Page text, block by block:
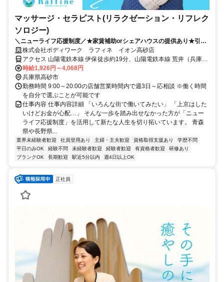
マッサージ・セラピスト(リラクゼーション・リフレク
ソロジー)
＼ニューライフ応援制度／★家賃補助orシェアハウスの提供あり★引越
費用負担 新しい地で新しい人生を♪
株式会社ボディワーク ラフィネ イオン高砂店
アクセス 山陽電鉄本線 伊保徒歩約19分、山陽電鉄本線 荒井（兵庫
県）徒歩約20分、ＪＲ山陽本線 宝殿南口徒歩約24分 最寄駅：伊丹駅
時給1,926円～4,068円
兵庫県高砂市
勤務時間 9:00～20:00の店舗営業時間内で週3日～応相談 ※働く時間
を自分で選ぶことが可能です
仕事内容 仕事内容詳細 「いろんな街で働いてみたい」 「上京はした
いけどお金が心配…」 そんな一歩を踏み出せなかった方が「ニュー
ライフ応援制度」を活用して新たな人生を切り拓いています。 青森
県や長野県...
業界未経験者歓迎 社員登用あり 主婦・主夫歓迎 資格取得支援あり
学歴不問
平日のみOK
経験不問 未経験者歓迎 経験者歓迎 有資格者歓迎
研修あり
ブランクOK
長期歓迎 駅近5分以内 週4日以上OK
正社員